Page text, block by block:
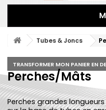
Tubes & Joncs
TRANSFORMER MON PANIER EN
Perches/Mâts
Perches grandes